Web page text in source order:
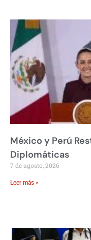
México y Perú
Diplomáticas
7 de agosto, 2026
Leer más »